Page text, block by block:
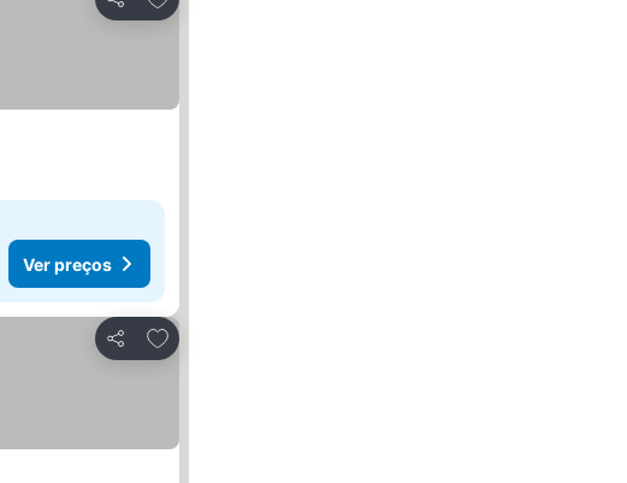
Partilhar
Ver preços
Partilhar
Adicionar aos favoritos